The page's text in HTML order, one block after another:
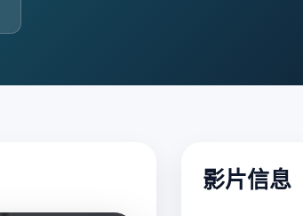
影片信息